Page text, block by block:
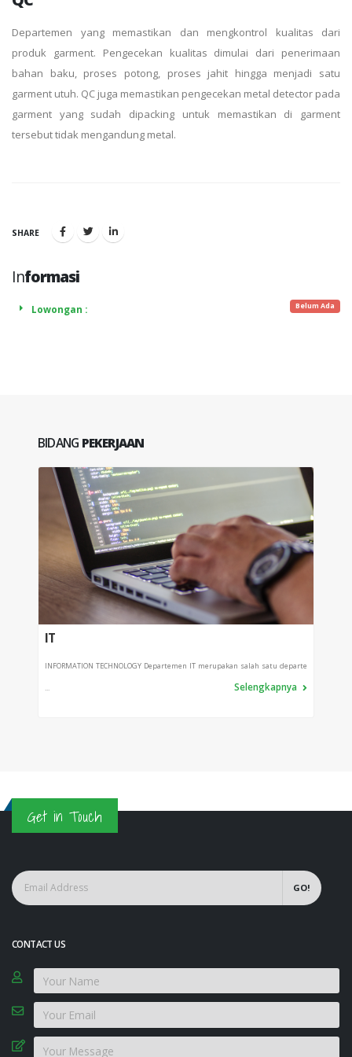
Departemen yang memastikan dan mengkontrol kualitas dari
produk garment. Pengecekan kualitas dimulai dari penerimaan
bahan baku, proses potong, proses jahit hingga menjadi satu
garment utuh. QC juga memastikan pengecekan metal detector pada
garment yang sudah dipacking untuk memastikan di garment
tersebut tidak mengandung metal.
SHARE
Informasi
Lowongan : Belum Ada
BIDANG PEKERJAAN
IT
INFORMATION TECHNOLOGY Departemen IT merupakan salah satu departe
... Selengkapnya
Get in Touch
GO!
CONTACT US